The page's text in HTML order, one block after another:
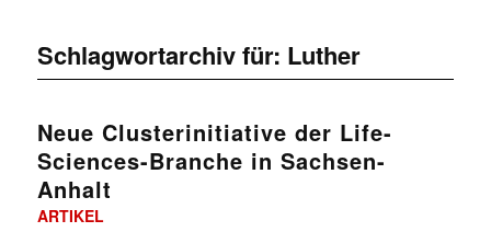
Schlagwortarchiv für: Luther
Neue Clusterinitiative der Life-
Sciences-Branche in Sachsen-
Anhalt
ARTIKEL